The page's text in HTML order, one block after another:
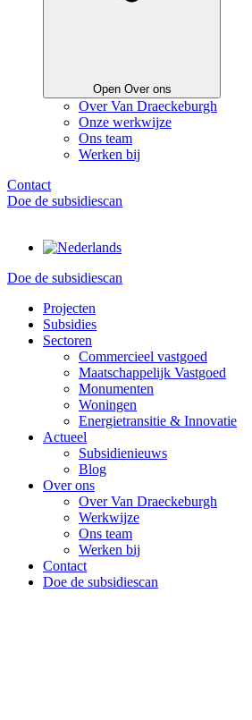
Open Over ons
Over Van Draeckeburgh
Onze werkwijze
Ons team
Werken bij
Contact
Doe de subsidiescan
Doe de subsidiescan
Projecten
Subsidies
Sectoren
Commercieel vastgoed
Maatschappelijk Vastgoed
Monumenten
Woningen
Energietransitie & Innovatie
Actueel
Subsidienieuws
Blog
Over ons
Over Van Draeckeburgh
Werkwijze
Ons team
Werken bij
Contact
Doe de subsidiescan